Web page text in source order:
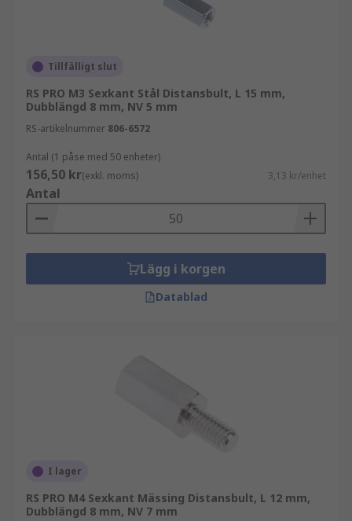
Tillfälligt slut
RS PRO M3 Sexkant Stål Distansbult, L 15 mm,
Dubblängd 8 mm, NV 5 mm
RS-artikelnummer 806-6572
Antal (1 påse med 50 enheter)
156,50 kr(exkl. moms) 3,13 kr/enhet
Antal
Lägg i korgen
Datablad
I lager
RS PRO M4 Sexkant Mässing Distansbult, L 12 mm,
Dubblängd 8 mm, NV 7 mm